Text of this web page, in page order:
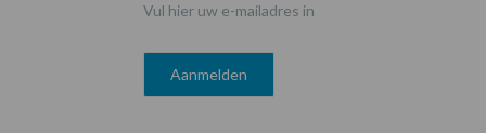
Vul hier uw e-mailadres in